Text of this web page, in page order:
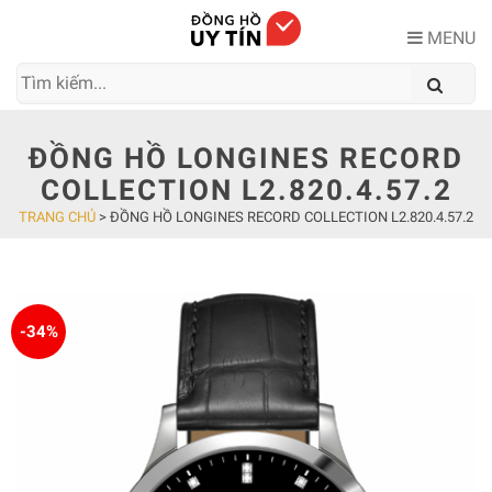
MENU
ĐỒNG HỒ LONGINES RECORD
COLLECTION L2.820.4.57.2
TRANG CHỦ > ĐỒNG HỒ LONGINES RECORD COLLECTION L2.820.4.57.2
-34%